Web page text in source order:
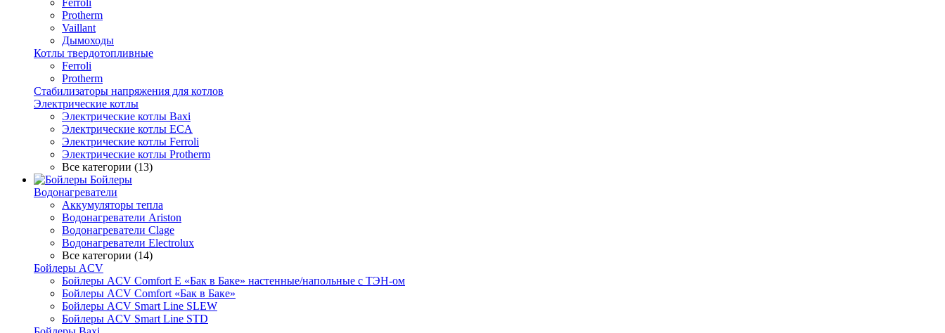
Ferroli
Protherm
Vaillant
Дымоходы
Котлы твердотопливные
Ferroli
Protherm
Стабилизаторы напряжения для котлов
Электрические котлы
Электрические котлы Baxi
Электрические котлы ECA
Электрические котлы Ferroli
Электрические котлы Protherm
Все категории (13)
Бойлеры
Водонагреватели
Аккумуляторы тепла
Водонагреватели Ariston
Водонагреватели Clage
Водонагреватели Electrolux
Все категории (14)
Бойлеры ACV
Бойлеры ACV Comfort E «Бак в Баке» настенные/напольные c ТЭН-ом
Бойлеры ACV Comfort «Бак в Баке»
Бойлеры ACV Smart Line SLEW
Бойлеры ACV Smart Line STD